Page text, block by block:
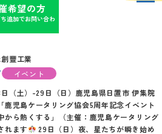
希望の方
追加でお問い合わ
豐工業
イベント
（土）-29日（日）鹿児島県日置市 伊集院
鹿児島ケータリング協会5周年記念イベント
から熱くする」（主催：鹿児島ケータリング
れます
29日（日）夜、星たちが瞬き始め